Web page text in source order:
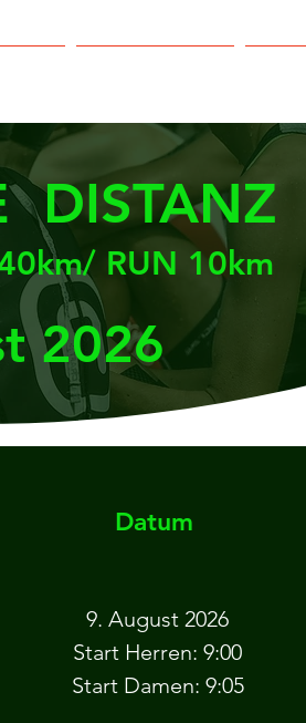
DISTANZ
RUN 10km
2026
Datum
9. August 2026
Start Herren: 9:00
Start Damen: 9:05